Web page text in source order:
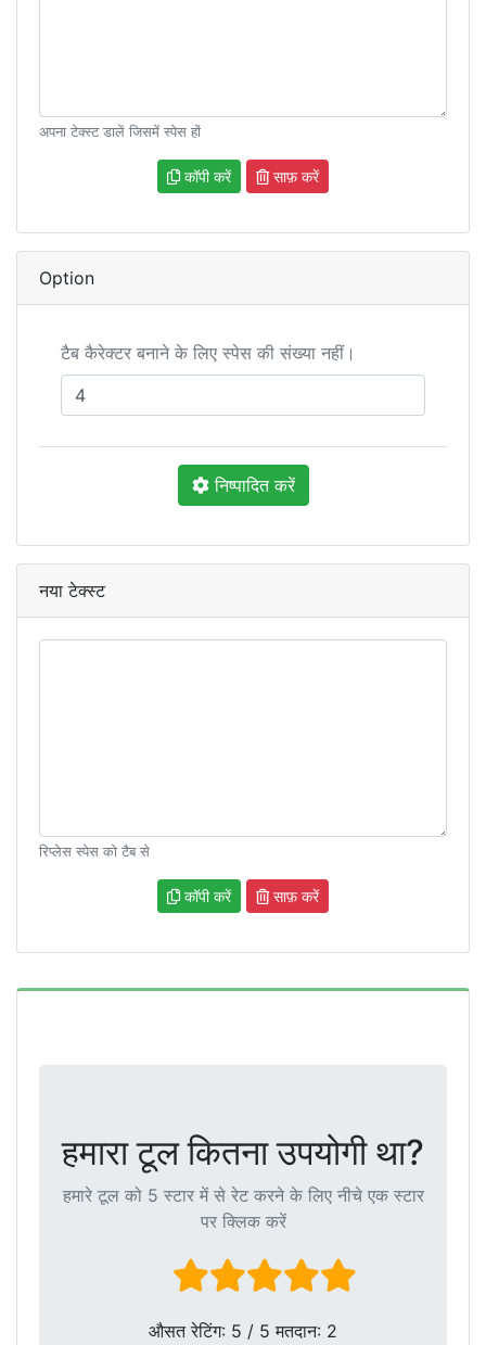
अपना टेक्स्ट डालें जिसमें स्पेस हों
कॉपी करें साफ़ करें
Option
टैब कैरेक्टर बनाने के लिए स्पेस की संख्या नहीं।
निष्पादित करें
नया टेक्स्ट
रिप्लेस स्पेस को टैब से
कॉपी करें साफ़ करें
हमारा टूल कितना उपयोगी था?
हमारे टूल को 5 स्टार में से रेट करने के लिए नीचे एक स्टार
पर क्लिक करें
औसत रेटिंग: 5 / 5 मतदान: 2